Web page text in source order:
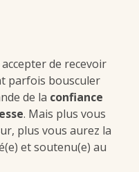
de recevoir
parfois bousculer
de la confiance
. Mais plus vous
plus vous aurez la
et soutenu(e) au